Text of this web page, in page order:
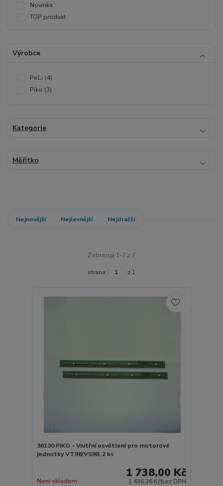
Novinka
TOP produkt
Výrobce
PeLi (4)
Piko (3)
Kategorie
Měřítko
Nejnovější Nejlevnější Nejdražší
Zobrazuji 1-7 z 7
strana z 1
36130 PIKO - Vnitřní osvětlení pro motorové
jednotky VT98/VS98, 2 ks
1 738,00 Kč
1 436,36 Kčbez DPH
Není skladem